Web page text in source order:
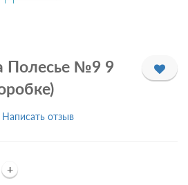
Полесье №9 9
Написать отзыв
+